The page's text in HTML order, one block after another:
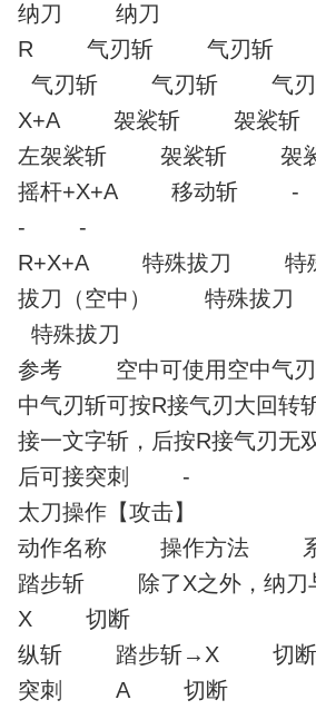
纳刀 纳刀
R 气刃斩 气刃斩
气刃斩 气刃斩 气刃
X+A 袈裟斩 袈裟
左袈裟斩 袈裟斩 袈
摇杆+X+A 移
- -
R+X+A 特殊拔刀 特
拔刀（空中） 特殊拔
特殊拔刀
参考 空中可使用空
中气刃斩可按R接气刃大回
接一文字斩，后按R接气
后可接突刺 -
太刀操作【攻击】
动作名称 操作方法
踏步斩 除了X之外，纳刀
X 切断
纵斩 踏步斩→X 切断
突刺 A 切断